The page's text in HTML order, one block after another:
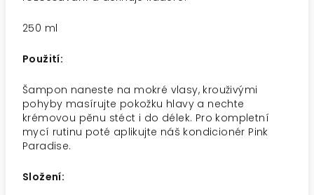
250 ml
Použití:
Šampon naneste na mokré vlasy, krouživými
pohyby masírujte pokožku hlavy a nechte
krémovou pěnu stéct i do délek. Pro kompletní
mycí rutinu poté aplikujte náš kondicionér Pink
Paradise.
Složení: